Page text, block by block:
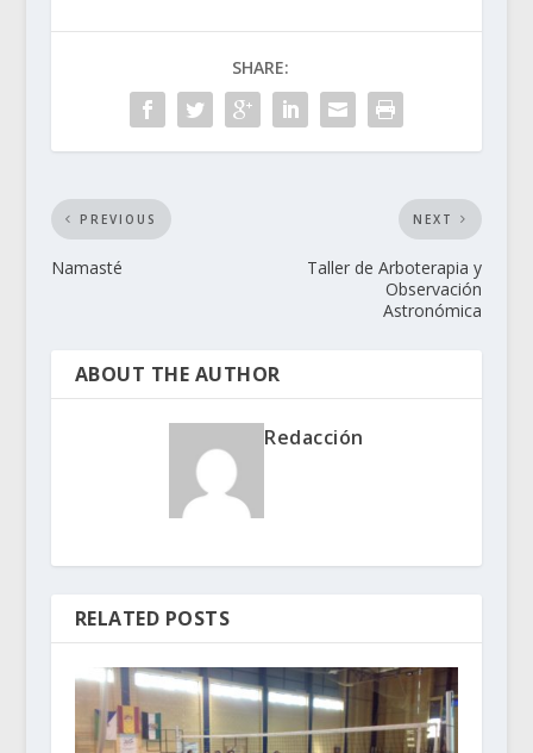
SHARE:
PREVIOUS
Namasté
NEXT
Taller de Arboterapia y
Observación
Astronómica
ABOUT THE AUTHOR
Redacción
RELATED POSTS